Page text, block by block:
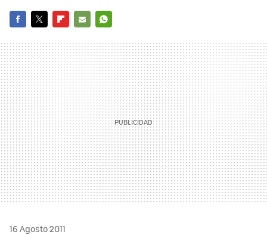
MAIL
16 Agosto 2011